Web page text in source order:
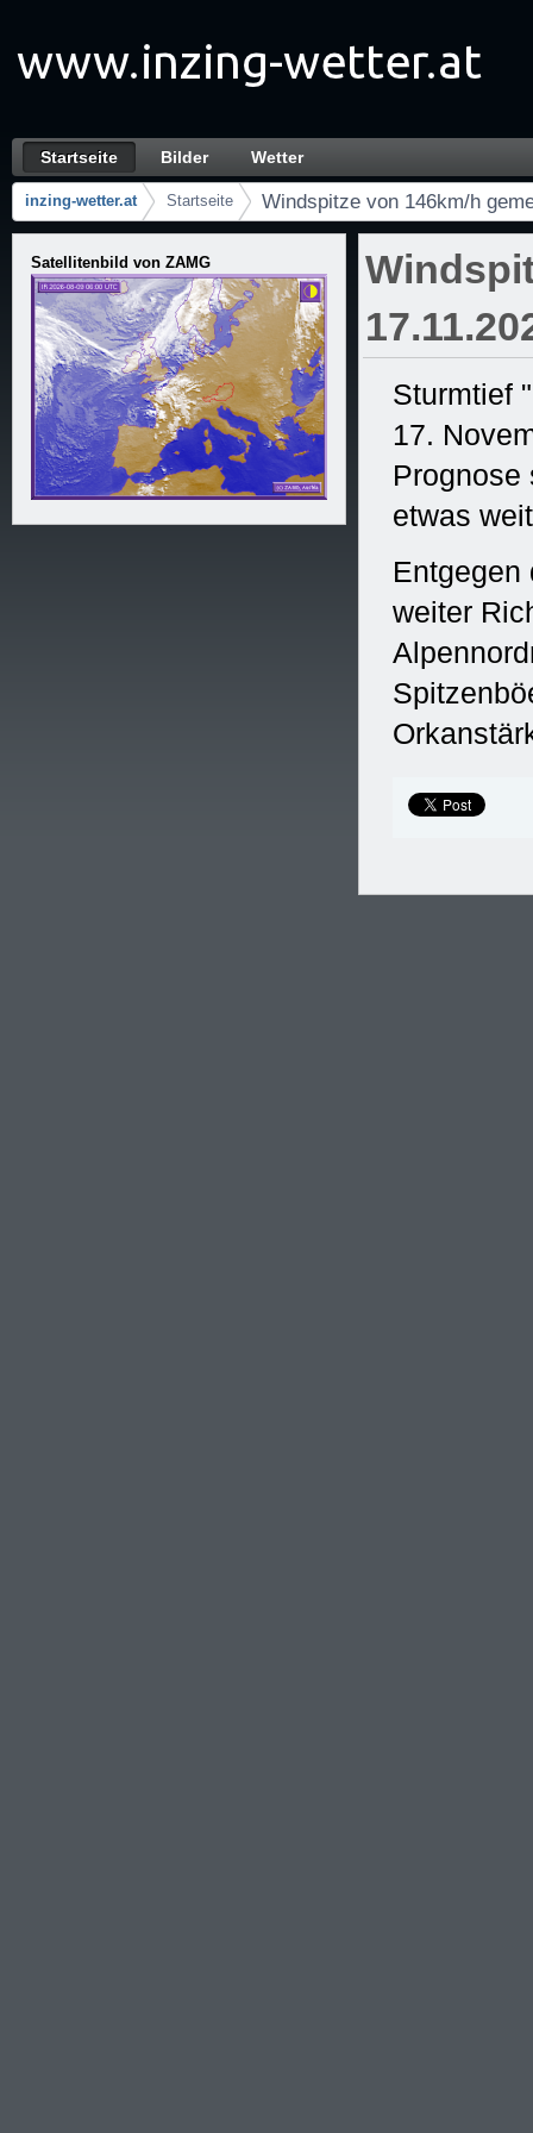
Windspitze von 146km/h gemessen!
Navigation
Startseite Bilder Wetter
Brotkrumen (Wo bin ich?)
inzing-wetter.at Startseite Windspitze von 146km/h
Satellitenbild von ZAMG
Sturmtief
17.
Prognose
etwas
Entgegen
weiter